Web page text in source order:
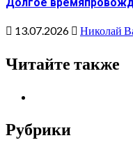
13.07.2026 Николай
Читайте также
Рубрики